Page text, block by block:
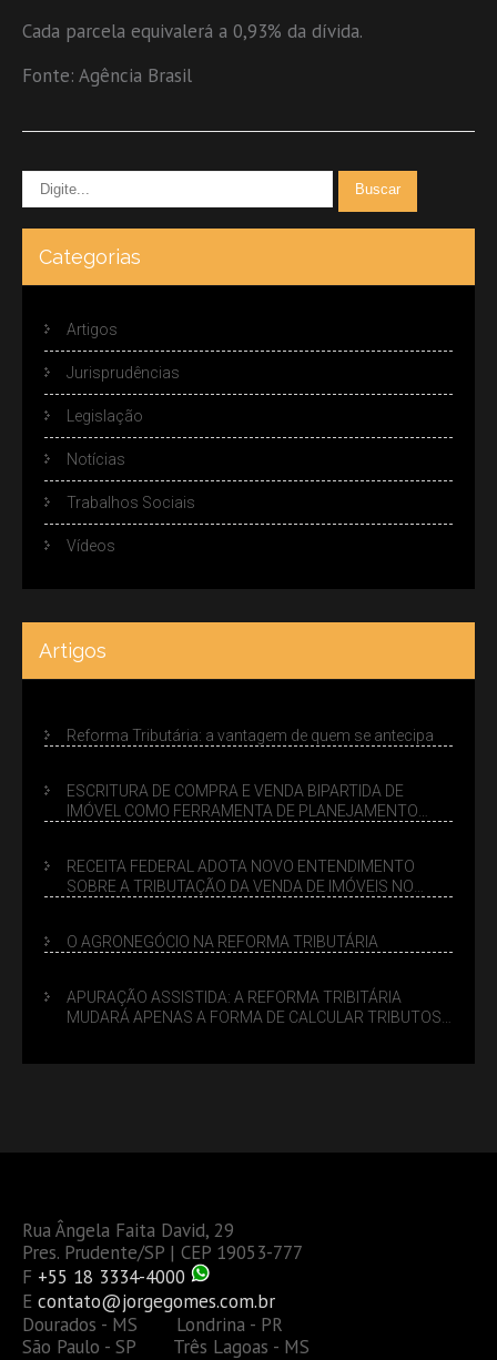
Cada parcela equivalerá a 0,93% da dívida.
Fonte: Agência Brasil
Categorias
Artigos
Jurisprudências
Legislação
Notícias
Trabalhos Sociais
Vídeos
Artigos
Reforma Tributária: a vantagem de quem se antecipa
ESCRITURA DE COMPRA E VENDA BIPARTIDA DE
IMÓVEL COMO FERRAMENTA DE PLANEJAMENTO
RECEITA FEDERAL ADOTA NOVO ENTENDIMENTO
SOBRE A TRIBUTAÇÃO DA VENDA DE IMÓVEIS NO
O AGRONEGÓCIO NA REFORMA TRIBUTÁRIA
APURAÇÃO ASSISTIDA: A REFORMA TRIBITÁRIA
MUDARÁ APENAS A FORMA DE CALCULAR TRIBUTOS
Rua Ângela Faita David, 29
Pres. Prudente/SP | CEP 19053-777
F +55 18 3334-4000
E contato@jorgegomes.com.br
Dourados - MS Londrina - PR
São Paulo - SP Três Lagoas - MS